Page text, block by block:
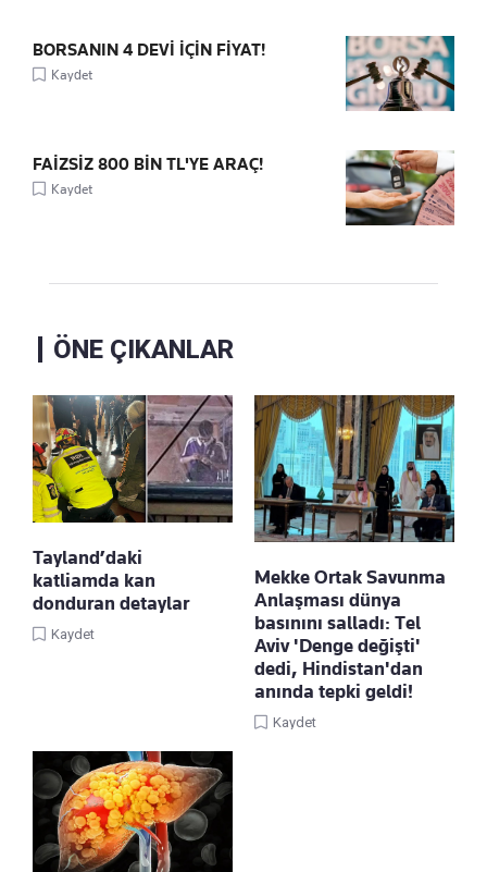
BORSANIN 4 DEVİ İÇİN FİYAT!
Kaydet
FAİZSİZ 800 BİN TL'YE ARAÇ!
Kaydet
ÖNE ÇIKANLAR
Tayland’daki
katliamda kan
donduran detaylar
Kaydet
Mekke Ortak Savunma
Anlaşması dünya
basınını salladı: Tel
Aviv 'Denge değişti'
dedi, Hindistan'dan
anında tepki geldi!
Kaydet